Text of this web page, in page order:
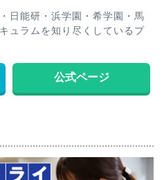
日能研・浜学園・希学園・馬
ュラムを知り尽くしているプ
公式ページ